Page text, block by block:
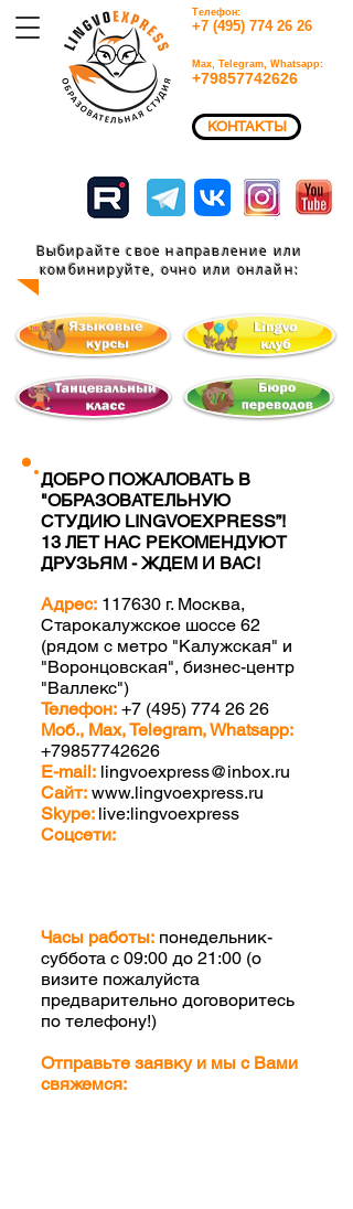
КОНТАКТЫ
Телефон:
+7 (495) 774 26 26​
Max, Telegram, Whatsapp:
+79857742626​
Выбирайте свое направление или
комбинируйте, очно или онлайн:
ДОБРО ПОЖАЛОВАТЬ В
"ОБРАЗОВАТЕЛЬНУЮ
СТУДИЮ LINGVOEXPRESS”!
13 ЛЕТ НАС РЕКОМЕНДУЮТ
ДРУЗЬЯМ - ЖДЕМ И ВАС!
Адрес: 117630 г. Москва,
Старокалужское шоссе 62
(рядом с метро "Калужская" и
"Воронцовская", бизнес-центр
"Валлекс")
Телефон: +7 (495) 774 26 26
Моб., Max, Telegram, Whatsapp:
+79857742626
E-mail: lingvoexpress@inbox.ru
Сайт: www.lingvoexpress.ru
Skype: live:lingvoexpress
Соцсети:
Часы работы: понедельник-
суббота с 09:00 до 21:00 (о
визите пожалуйста
предварительно договоритесь
по телефону!)
Отправьте заявку и мы с Вами
свяжемся: